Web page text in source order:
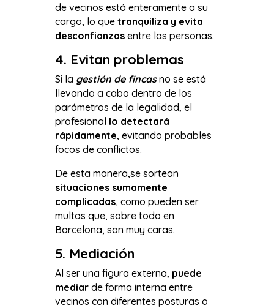
de vecinos está enteramente a su
cargo, lo quetranquiliza y evita
desconfianzasentre las personas.
4. Evitan problemas
Si la gestión de fincasno se está
llevando a cabo dentro de los
parámetros de la legalidad, el
profesional lo detectará
rápidamente, evitando probables
focos de conflictos.
De esta manera,se sortean
situaciones sumamente
complicadas, como pueden ser
multas que, sobre todo en
Barcelona, son muy caras.
5. Mediación
Al ser una figura externa, puede
mediar de forma interna entre
vecinos con diferentes posturas o